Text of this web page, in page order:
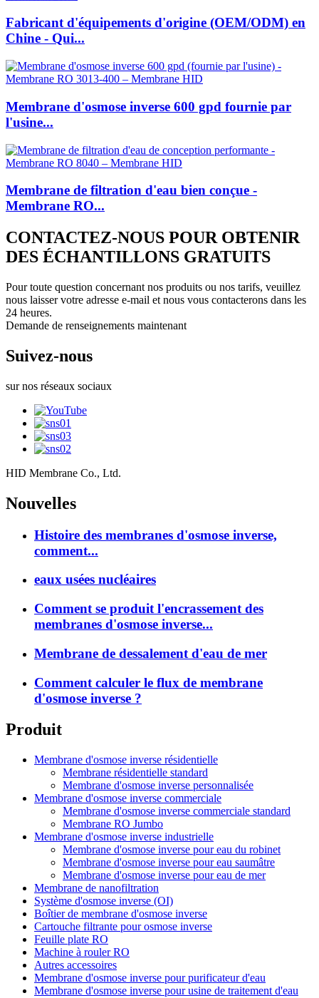
Fabricant d'équipements d'origine (OEM/ODM) en
Chine - Qui...
Membrane d'osmose inverse 600 gpd fournie par
l'usine...
Membrane de filtration d'eau bien conçue -
Membrane RO...
CONTACTEZ-NOUS POUR OBTENIR
DES ÉCHANTILLONS GRATUITS
Pour toute question concernant nos produits ou nos tarifs, veuillez
nous laisser votre adresse e-mail et nous vous contacterons dans les
24 heures.
Demande de renseignements maintenant
Suivez-nous
sur nos réseaux sociaux
HID Membrane Co., Ltd.
Nouvelles
Histoire des membranes d'osmose inverse,
comment...
eaux usées nucléaires
Comment se produit l'encrassement des
membranes d'osmose inverse...
Membrane de dessalement d'eau de mer
Comment calculer le flux de membrane
d'osmose inverse ?
Produit
Membrane d'osmose inverse résidentielle
Membrane résidentielle standard
Membrane d'osmose inverse personnalisée
Membrane d'osmose inverse commerciale
Membrane d'osmose inverse commerciale standard
Membrane RO Jumbo
Membrane d'osmose inverse industrielle
Membrane d'osmose inverse pour eau du robinet
Membrane d'osmose inverse pour eau saumâtre
Membrane d'osmose inverse pour eau de mer
Membrane de nanofiltration
Système d'osmose inverse (OI)
Boîtier de membrane d'osmose inverse
Cartouche filtrante pour osmose inverse
Feuille plate RO
Machine à rouler RO
Autres accessoires
Membrane d'osmose inverse pour purificateur d'eau
Membrane d'osmose inverse pour usine de traitement d'eau